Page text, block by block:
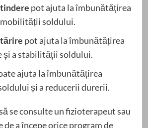
pot ajuta la îmbunătățirea
soldului.
pot ajuta la îmbunătățirea
și a stabilității soldului.
ajuta la îmbunătățirea
și a reducerii durerii.
se consulte un fizioterapeut sau
de a începe orice program de